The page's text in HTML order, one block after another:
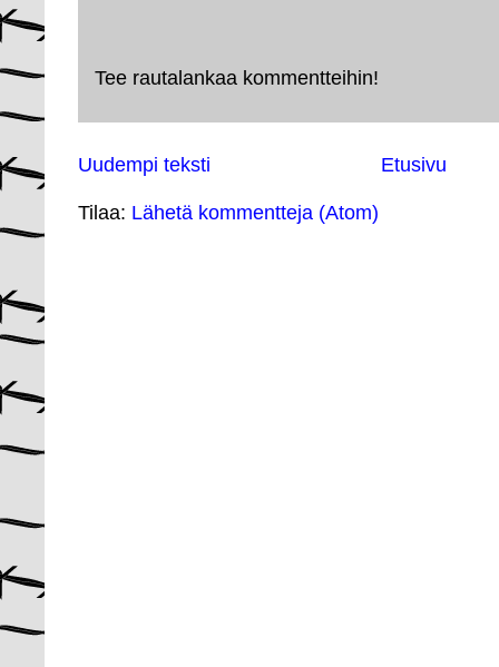
Tee rautalankaa kommentteihin!
Uudempi teksti Etusivu
Tilaa: Lähetä kommentteja (Atom)